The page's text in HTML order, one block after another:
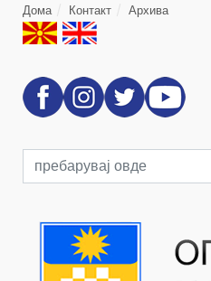
Дома Контакт Архива